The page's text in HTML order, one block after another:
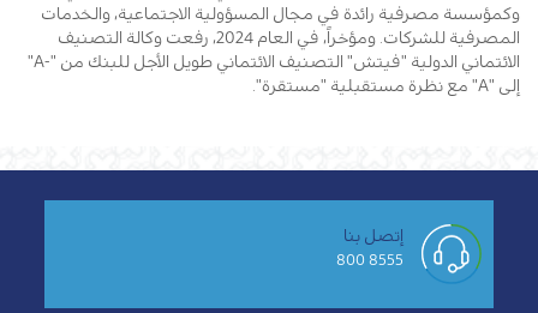
وكمؤسسة مصرفية رائدة في مجال المسؤولية الاجتماعية، والخدمات
المصرفية للشركات. ومؤخراً، في العام 2024، رفعت وكالة التصنيف
الائتماني الدولية "فيتش" التصنيف الائتماني طويل الأجل للبنك من "-A"
إلى "A" مع نظرة مستقبلية "مستقرة".
إتصل بنا
8555 800